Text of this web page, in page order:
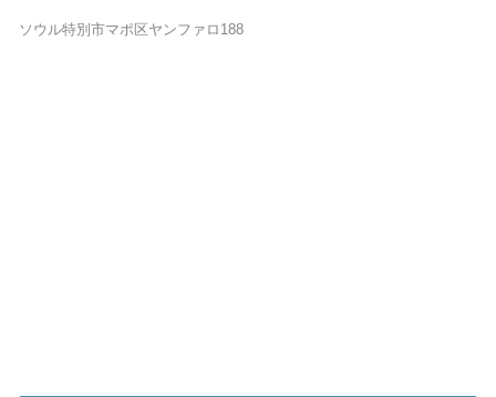
ソウル特別市マポ区ヤンファロ188